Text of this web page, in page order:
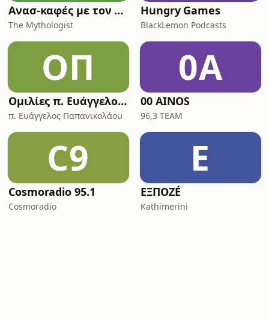
Ανασ-καφές με τον Κων/νο Λουκόπουλο
The Mythologist
Hungry Games
BlackLemon Podcasts
ΟΠ
Ομιλίες π. Ευάγγελου Παπανικολάου
π. Ευάγγελος Παπανικολάου
0A
00 AINOS
96,3 TEAM
C9
Cosmoradio 95.1
Cosmoradio
Ε
ΕΞΠΟΖÉ
Kathimerini